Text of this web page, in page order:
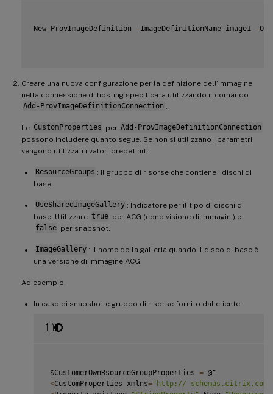
New- ProvImageDefinition - ImageDefinitionName image1 -
Creare una nuova configurazione per la definizione dell’immagine
nella connessione di hosting specificata utilizzando il comando
Add-ProvImageDefinitionConnection
Le CustomProperties per Add-ProvImageDefinitionConnection
possono includere quanto segue. Se non si utilizzano i parametri,
vengono utilizzati i valori predefiniti.
ResourceGroups : Il gruppo di risorse che contiene i dischi di
base.
UseSharedImageGallery : Indicatore per il tipo di dischi di
base. Utilizzare true per ACG (condivisione di immagini) e
false per snapshot.
ImageGallery : Il nome della galleria quando il disco di base è
una versione di immagine ACG.
Ad esempio,
In caso di snapshot e gruppo di risorse fornito dal cliente:
$CustomerOwnRsourceGroupProperties = @"
<CustomProperties xmlns="http:// schemas.citrix.com/